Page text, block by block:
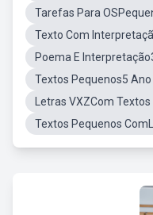
Tarefas Para
Texto Com
Poema E
Textos Pequenos5
Letras VXZCom
Textos Pequenos